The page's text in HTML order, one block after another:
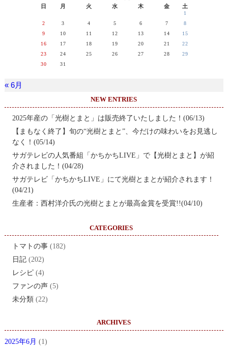
日 月 火 水 木 金 土
1
2
3 4 5 6 7
8
9
10 11 12 13 14
15
16
17 18 19 20 21
22
23
24 25 26 27 28
29
30
31
« 6月
NEW ENTRIES
2025年産の「光樹とまと」は販売終了いたしました！(06/13)
【まもなく終了】旬の“光樹とまと”、今だけの味わいをお見逃し
なく！(05/14)
サガテレビの人気番組「かちかちLIVE」で【光樹とまと】が紹
介されました！(04/28)
サガテレビ「かちかちLIVE」にて光樹とまとが紹介されます！
(04/21)
生産者：西村洋介氏の光樹とまとが最高金賞を受賞!!(04/10)
CATEGORIES
トマトの事(182)
日記(202)
レシピ(4)
ファンの声(5)
未分類 (22)
ARCHIVES
2025年6月 (1)